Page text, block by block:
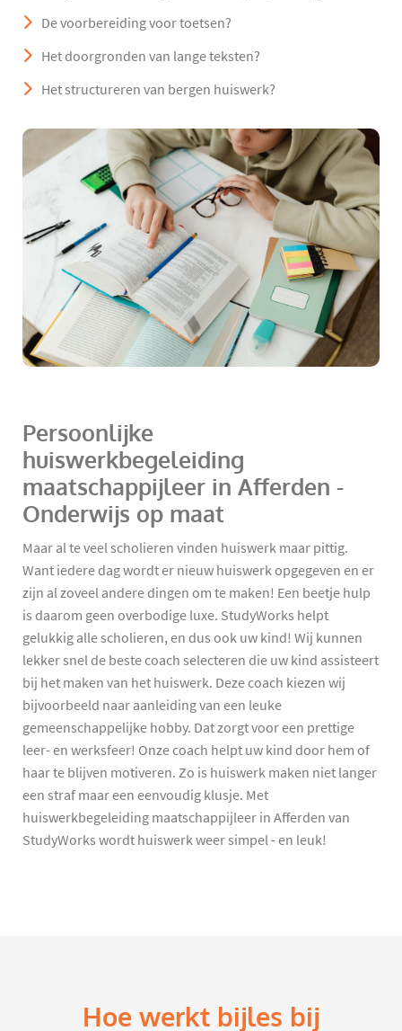
De voorbereiding voor toetsen?
Het doorgronden van lange teksten?
Het structureren van bergen huiswerk?
Persoonlijke
huiswerkbegeleiding
maatschappijleer in Afferden -
Onderwijs op maat
Maar al te veel scholieren vinden huiswerk maar pittig.
Want iedere dag wordt er nieuw huiswerk opgegeven en er
zijn al zoveel andere dingen om te maken! Een beetje hulp
is daarom geen overbodige luxe. StudyWorks helpt
gelukkig alle scholieren, en dus ook uw kind! Wij kunnen
lekker snel de beste coach selecteren die uw kind assisteert
bij het maken van het huiswerk. Deze coach kiezen wij
bijvoorbeeld naar aanleiding van een leuke
gemeenschappelijke hobby. Dat zorgt voor een prettige
leer- en werksfeer! Onze coach helpt uw kind door hem of
haar te blijven motiveren. Zo is huiswerk maken niet langer
een straf maar een eenvoudig klusje. Met
huiswerkbegeleiding maatschappijleer in Afferden van
StudyWorks wordt huiswerk weer simpel - en leuk!
Hoe werkt bijles bij